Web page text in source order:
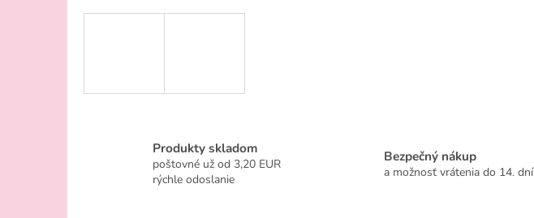
Produkty skladom
poštovné už od 3,20 EUR
rýchle odoslanie
Bezpečný nákup
a možnosť vrátenia do 14. dní